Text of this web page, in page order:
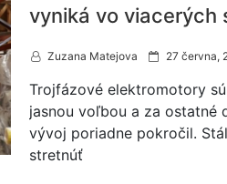
vyniká vo viacerých
Zuzana Matejova
P
s
e
d
27 června,
Trojfázové elektromotory
jasnou voľbou a za ostatné
vývoj poriadne pokročil.
stretnúť